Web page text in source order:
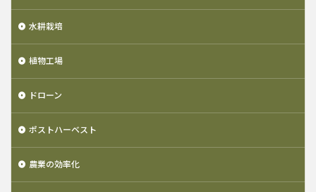
水耕栽培
植物工場
ドローン
ポストハーベスト
農業の効率化